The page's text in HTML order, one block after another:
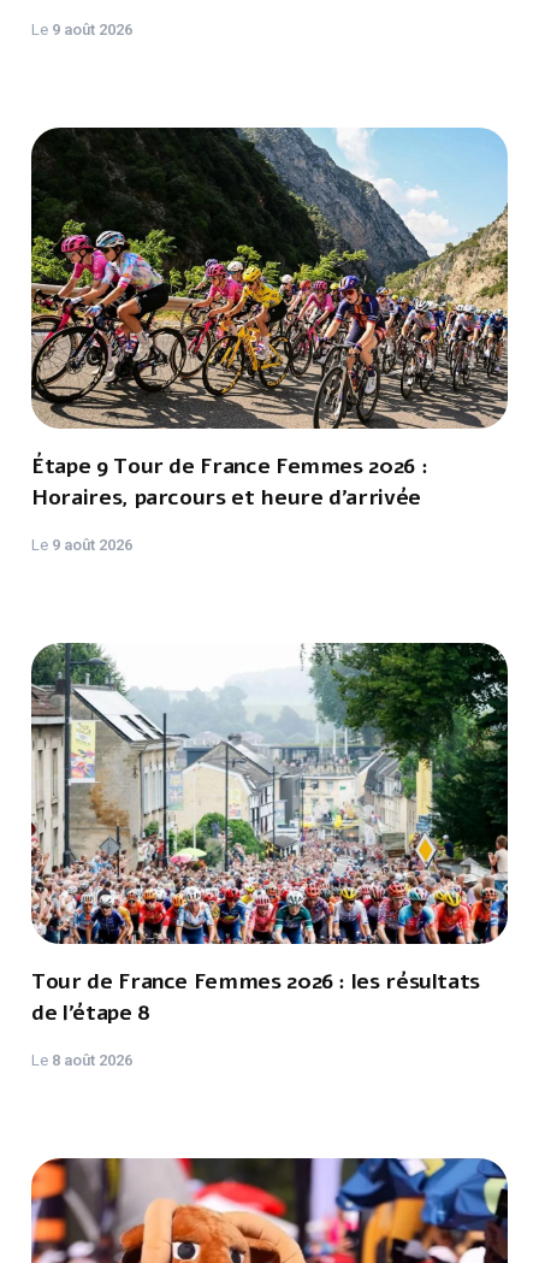
Le 9 août 2026
Étape 9 Tour de France Femmes 2026 :
Horaires, parcours et heure d’arrivée
Le 9 août 2026
Tour de France Femmes 2026 : les résultats
de l’étape 8
Le 8 août 2026